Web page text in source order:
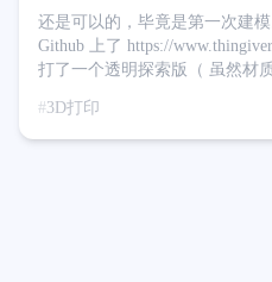
还是可以的，毕竟是第一次建
Github 上了 https://
打了一个透明探索版（ 虽然材
珠、绸缎的质感，针不戳
3D打印